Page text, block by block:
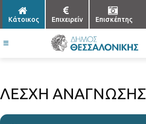
Κάτοικος Επιχειρείν Επισκέπτης
ΛΕΣΧΗ ΑΝΑΓΝΩΣΗΣ